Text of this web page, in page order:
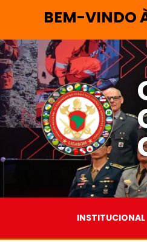
BEM-VINDO
INSTITUCIONAL